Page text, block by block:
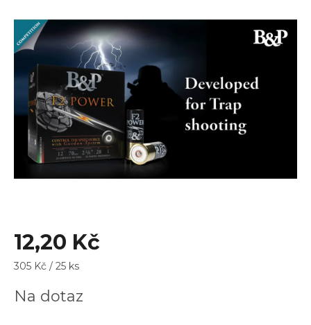
z
5
hvězdiček.
12,20 Kč
Měrná
305 Kč / 25 ks
Na dotaz